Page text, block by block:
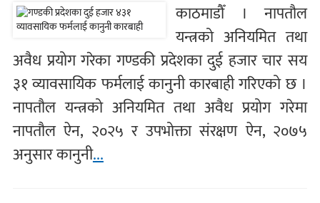
काठमाडौँ । नापतौल
यन्त्रको अनियमित तथा
अवैध प्रयोग गरेका गण्डकी प्रदेशका दुई हजार चार सय
३१ व्यावसायिक फर्मलाई कानुनी कारबाही गरिएको छ ।
नापतौल यन्त्रको अनियमित तथा अवैध प्रयोग गरेमा
नापतौल ऐन, २०२५ र उपभोक्ता संरक्षण ऐन, २०७५
अनुसार कानुनी...